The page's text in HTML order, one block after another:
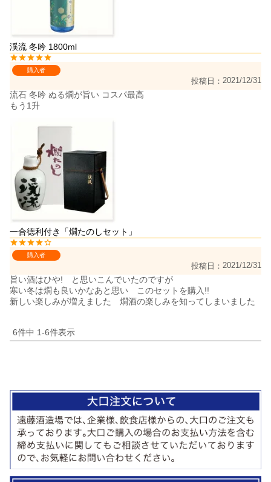
渓流 冬吟 1800ml
購入者
投稿日 2021/12/31
流石 冬吟 ぬる燗が旨い コスパ最高
もう1升
一合徳利付き「燗たのしセット」
購入者
投稿日 2021/12/31
旨い酒はひや!　と思いこんでいたのですが
寒い冬は燗も良いかなあと思い　このセットを購入!!
新しい楽しみが増えました　燗酒の楽しみを知ってしまいました
6件中 1-6件表示